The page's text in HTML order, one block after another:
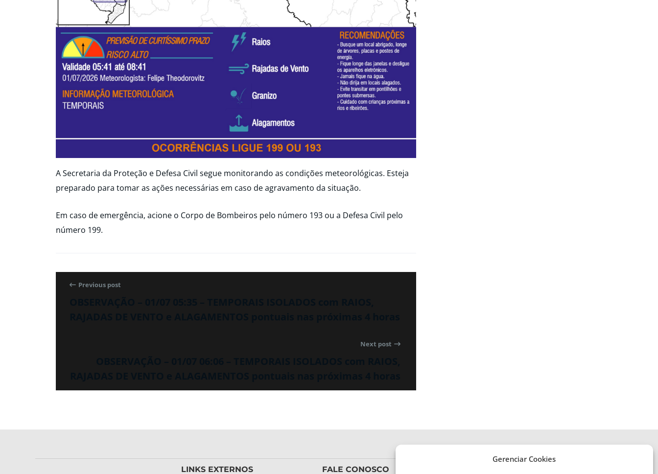
Gerenciar Cookies
A Secretaria da Proteção e Defesa Civil segue monitorando as condições meteorológicas. Esteja
preparado para tomar as ações necessárias em caso de agravamento da situação.
Em caso de emergência, acione o Corpo de Bombeiros pelo número 193 ou a Defesa Civil pelo
número 199.
Previous post
Next post
LINKS EXTERNOS FALE CONOSCO